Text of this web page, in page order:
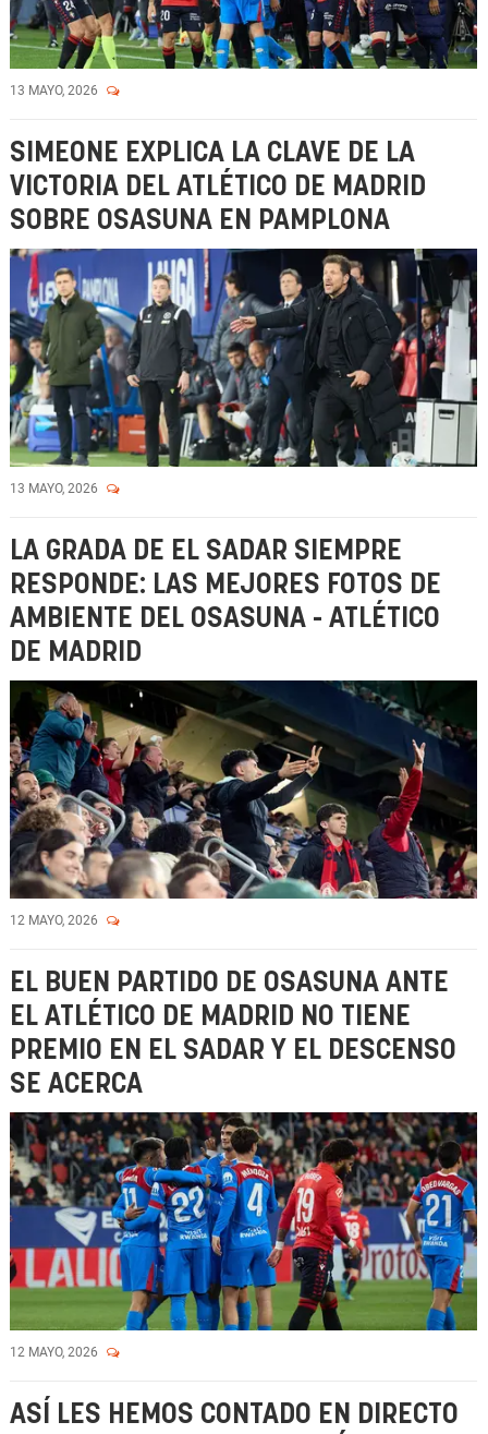
13 MAYO, 2026
SIMEONE EXPLICA LA CLAVE DE LA
VICTORIA DEL ATLÉTICO DE MADRID
SOBRE OSASUNA EN PAMPLONA
13 MAYO, 2026
LA GRADA DE EL SADAR SIEMPRE
RESPONDE: LAS MEJORES FOTOS DE
AMBIENTE DEL OSASUNA - ATLÉTICO
DE MADRID
12 MAYO, 2026
EL BUEN PARTIDO DE OSASUNA ANTE
EL ATLÉTICO DE MADRID NO TIENE
PREMIO EN EL SADAR Y EL DESCENSO
SE ACERCA
12 MAYO, 2026
ASÍ LES HEMOS CONTADO EN DIRECTO